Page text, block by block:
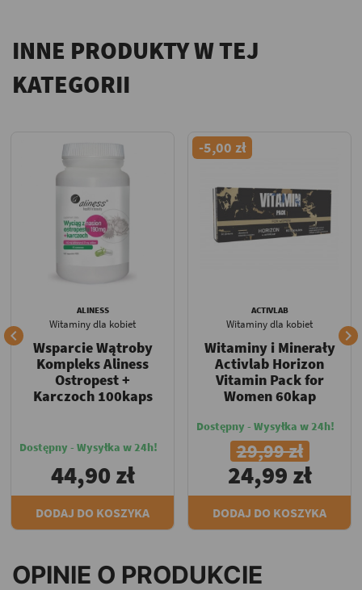
INNE PRODUKTY W TEJ
KATEGORII

ALINESS
Witaminy dla kobiet
Wsparcie Wątroby
Kompleks Aliness
Ostropest +
Karczoch 100kaps
Dostępny - Wysyłka w 24h!
44,90 zł
DODAJ DO KOSZYKA
-5,00 zł
ACTIVLAB
Witaminy dla kobiet
Witaminy i Minerały
Activlab Horizon
Vitamin Pack for
Women 60kap
Dostępny - Wysyłka w 24h!
29,99 zł
24,99 zł
DODAJ DO KOSZYKA

OPINIE O PRODUKCIE